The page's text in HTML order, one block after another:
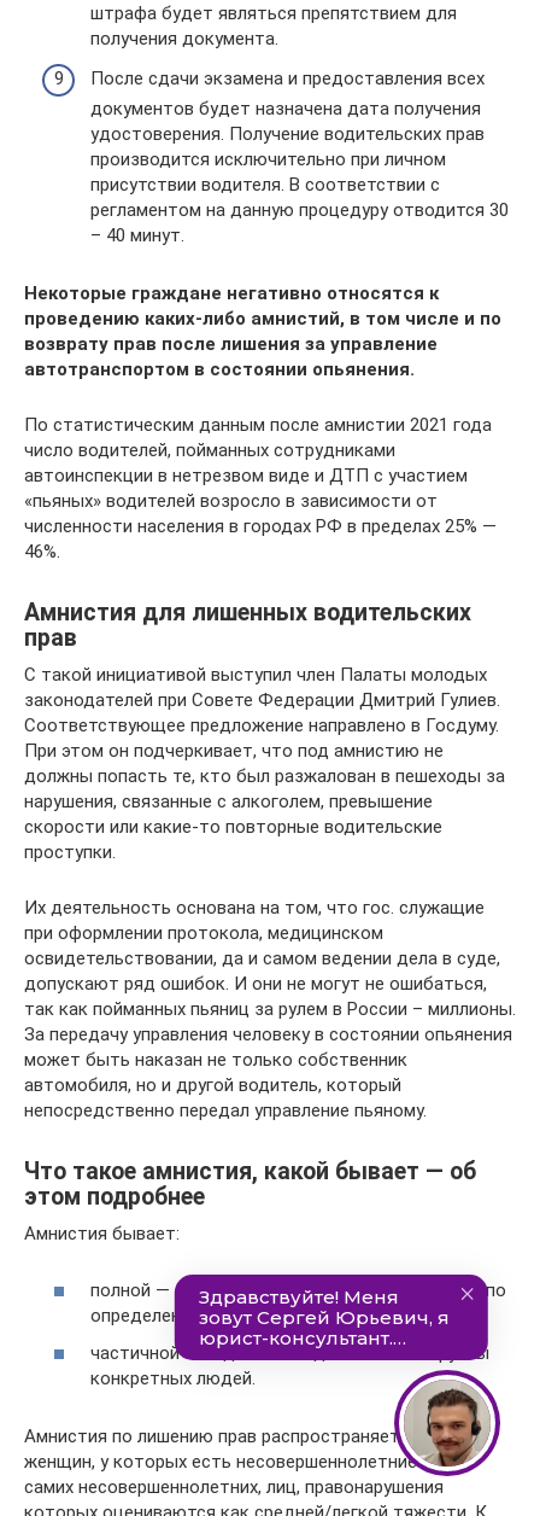
штрафа будет являться препятствием для
получения документа.
После сдачи экзамена и предоставления всех
документов будет назначена дата получения
удостоверения. Получение водительских прав
производится исключительно при личном
присутствии водителя. В соответствии с
регламентом на данную процедуру отводится 30
– 40 минут.
Некоторые граждане негативно относятся к
проведению каких-либо амнистий, в том числе и по
возврату прав после лишения за управление
автотранспортом в состоянии опьянения.
По статистическим данным после амнистии 2021 года
число водителей, пойманных сотрудниками
автоинспекции в нетрезвом виде и ДТП с участием
«пьяных» водителей возросло в зависимости от
численности населения в городах РФ в пределах 25% —
46%.
Амнистия для лишенных водительских
прав
С такой инициативой выступил член Палаты молодых
законодателей при Совете Федерации Дмитрий Гулиев.
Соответствующее предложение направлено в Госдуму.
При этом он подчеркивает, что под амнистию не
должны попасть те, кто был разжалован в пешеходы за
нарушения, связанные с алкоголем, превышение
скорости или какие-то повторные водительские
проступки.
Их деятельность основана на том, что гос. служащие
при оформлении протокола, медицинском
освидетельствовании, да и самом ведении дела в суде,
допускают ряд ошибок. И они не могут не ошибаться,
так как пойманных пьяниц за рулем в России – миллионы.
За передачу управления человеку в состоянии опьянения
может быть наказан не только собственник
автомобиля, но и другой водитель, который
непосредственно передал управление пьяному.
Что такое амнистия, какой бывает — об
этом подробнее
Амнистия бывает:
полной — освобождает граждан, проходящих по
определенной статье;
частичной — под нее попадают только группы
конкретных людей.
Амнистия по лишению прав распространяется на
женщин, у которых есть несовершеннолетние дети,
самих несовершеннолетних, лиц, правонарушения